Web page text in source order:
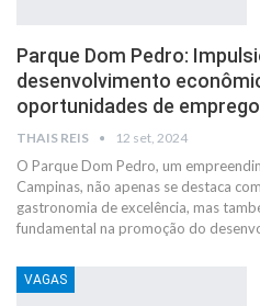
Parque Dom Pedro:
desenvolvimento
oportunidades de emprego
THAIS REIS 12 set, 2024
O Parque Dom Pedro, um
Campinas, não apenas se destaca
gastronomia de excelência, mas
fundamental na promoção do
VAGAS